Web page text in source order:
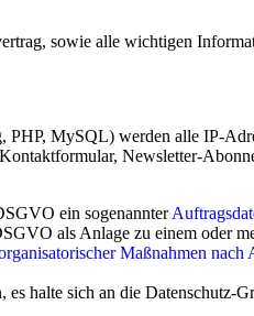
sowie alle wichtigen
PHP, MySQL) werden alle IP-
Newsletter-
ein sogenannter
als Anlage zu einem oder
Maßnahmen
halte sich an die Datenschutz-